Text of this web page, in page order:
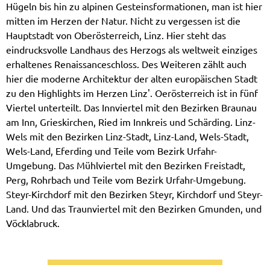
Hügeln bis hin zu alpinen Gesteinsformationen, man ist hier
mitten im Herzen der Natur. Nicht zu vergessen ist die
Hauptstadt von Oberösterreich, Linz. Hier steht das
eindrucksvolle Landhaus des Herzogs als weltweit einziges
erhaltenes Renaissanceschloss. Des Weiteren zählt auch
hier die moderne Architektur der alten europäischen Stadt
zu den Highlights im Herzen Linz'. Oerösterreich ist in fünf
Viertel unterteilt. Das Innviertel mit den Bezirken Braunau
am Inn, Grieskirchen, Ried im Innkreis und Schärding. Linz-
Wels mit den Bezirken Linz-Stadt, Linz-Land, Wels-Stadt,
Wels-Land, Eferding und Teile vom Bezirk Urfahr-
Umgebung. Das Mühlviertel mit den Bezirken Freistadt,
Perg, Rohrbach und Teile vom Bezirk Urfahr-Umgebung.
Steyr-Kirchdorf mit den Bezirken Steyr, Kirchdorf und Steyr-
Land. Und das Traunviertel mit den Bezirken Gmunden, und
Vöcklabruck.